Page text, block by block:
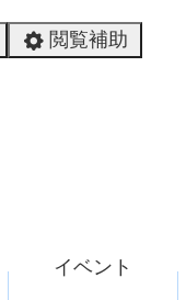
閲覧補助
イベント